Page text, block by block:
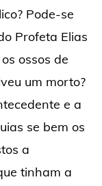
Pode-se
Profeta Elias
ossos de
um morto?
e a
se bem os
a
tinham a